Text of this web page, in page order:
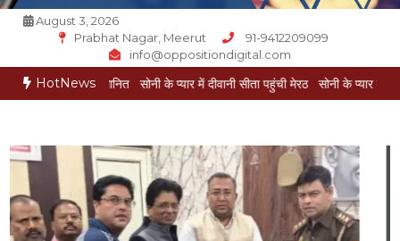
August 3, 2026
Prabhat Nagar, Meerut
91-9412209099
info@oppositiondigital.com
HotNews
से सम्मानित सोनी के प्यार में दीवानी सीता पहुंची मेरठ सोनी के प्यार में दीवानी सीता